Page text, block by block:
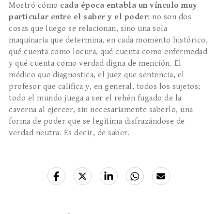
Mostró cómo cada época entabla un vínculo muy
particular entre el saber y el poder: no son dos
cosas que luego se relacionan, sino una sola
maquinaria que determina, en cada momento histórico,
qué cuenta como locura, qué cuenta como enfermedad
y qué cuenta como verdad digna de mención. El
médico que diagnostica, el juez que sentencia, el
profesor que califica y, en general, todos los sujetos;
todo el mundo juega a ser el rehén fugado de la
caverna al ejercer, sin necesariamente saberlo, una
forma de poder que se legitima disfrazándose de
verdad neutra. Es decir, de saber.